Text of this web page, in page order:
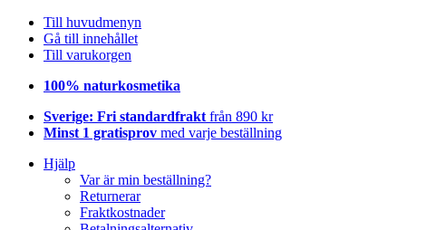
Till huvudmenyn
Gå till innehållet
Till varukorgen
100% naturkosmetika
Sverige: Fri standardfrakt från 890 kr
Minst 1 gratisprov med varje beställning
Hjälp
Var är min beställning?
Returnerar
Fraktkostnader